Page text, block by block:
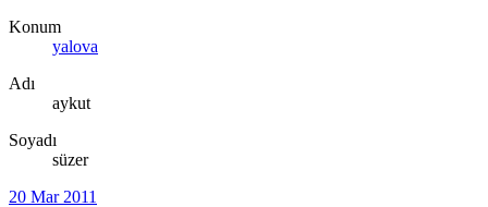
Konum
yalova
Adı
aykut
Soyadı
süzer
20 Mar 2011